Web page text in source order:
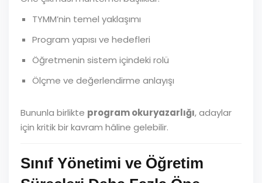
TYMM’nin temel yaklaşımı
Program yapısı ve hedefleri
Öğretmenin sistem içindeki rolü
Ölçme ve değerlendirme anlayışı
Bununla birlikte program okuryazarlığı, adaylar
için kritik bir kavram hâline gelebilir.
Sınıf Yönetimi ve Öğretim